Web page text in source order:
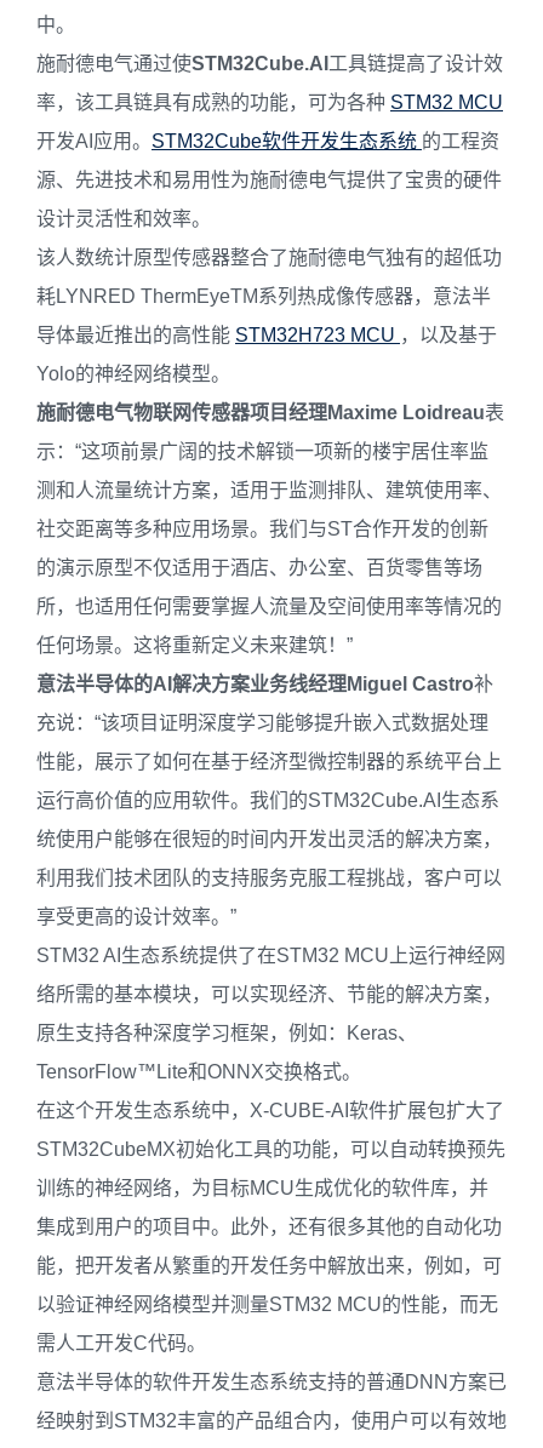
中。
施耐德电气通过使STM32Cube.AI 工具链提高了设计效
率，该工具链具有成熟的功能，可为各种 STM32 MCU
开发AI应用。 STM32Cube软件开发生态系统 的工程资
源、先进技术和易用性为施耐德电气提供了宝贵的硬件
设计灵活性和效率。
该人数统计原型传感器整合了施耐德电气独有的超低功
耗LYNRED ThermEyeTM系列热成像传感器，意法半
导体最近推出的高性能 STM32H723 MCU ，以及基于
Yolo的神经网络模型。
施耐德电气物联网传感器项目经理Maxime Loidreau表
示：“这项前景广阔的技术解锁一项新的楼宇居住率监
测和人流量统计方案，适用于监测排队、建筑使用率、
社交距离等多种应用场景。我们与ST合作开发的创新
的演示原型不仅适用于酒店、办公室、百货零售等场
所，也适用任何需要掌握人流量及空间使用率等情况的
任何场景。这将重新定义未来建筑！”
意法半导体的AI 解决方案业务线经理Miguel Castro补
充说：“该项目证明深度学习能够提升嵌入式数据处理
性能，展示了如何在基于经济型微控制器的系统平台上
运行高价值的应用软件。我们的STM32Cube.AI生态系
统使用户能够在很短的时间内开发出灵活的解决方案，
利用我们技术团队的支持服务克服工程挑战，客户可以
享受更高的设计效率。”
STM32 AI生态系统提供了在STM32 MCU上运行神经网
络所需的基本模块，可以实现经济、节能的解决方案，
原生支持各种深度学习框架，例如：Keras、
TensorFlow™Lite和ONNX交换格式。
在这个开发生态系统中，X-CUBE-AI软件扩展包扩大了
STM32CubeMX初始化工具的功能，可以自动转换预先
训练的神经网络，为目标MCU生成优化的软件库，并
集成到用户的项目中。此外，还有很多其他的自动化功
能，把开发者从繁重的开发任务中解放出来，例如，可
以验证神经网络模型并测量STM32 MCU的性能，而无
需人工开发C代码。
意法半导体的软件开发生态系统支持的普通DNN方案已
经映射到STM32丰富的产品组合内，使用户可以有效地